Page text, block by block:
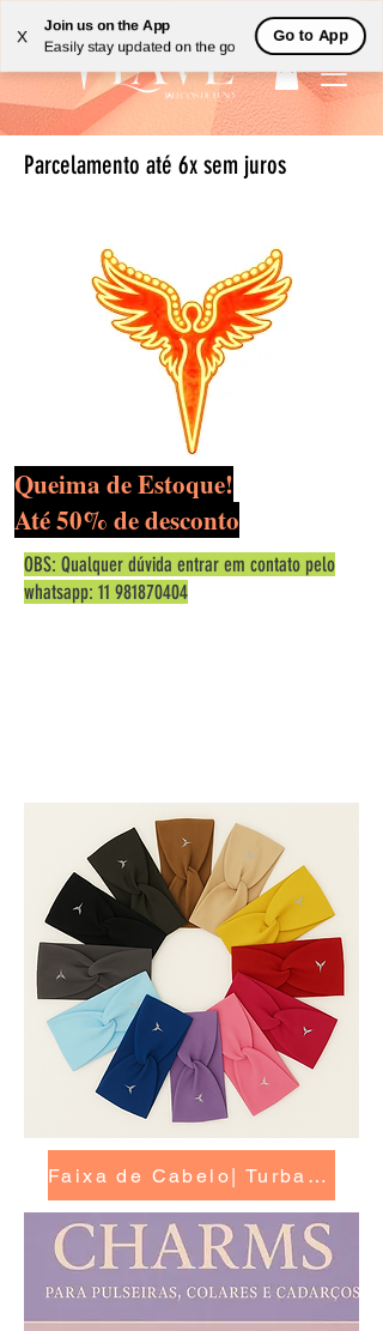
X
Join us on the App
Easily stay updated on the go
Go to App
Queima de Estoque!
Até 50% de desconto
Parcelamento até 6x sem juros
OBS: Qualquer dúvida entrar em contato pelo
whatsapp: 11 981870404
Faixa de Cabelo| Turbante